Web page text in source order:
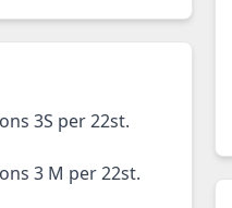
3S per 22st.
3 M per 22st.